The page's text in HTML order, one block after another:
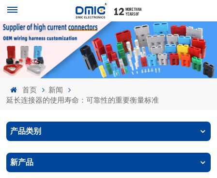
首页
新闻
延长连接器的使用寿命：可靠性的重要衡量标准
产品类别
新产品